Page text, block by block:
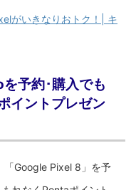
がいきなりおトク！| キ
予約･購入でも
イントプレゼン
「Google Pixel 8」を予